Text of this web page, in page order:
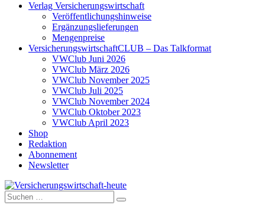
Verlag Versicherungswirtschaft
Veröffentlichungshinweise
Ergänzungslieferungen
Mengenpreise
VersicherungswirtschaftCLUB – Das Talkformat
VWClub Juni 2026
VWClub März 2026
VWClub November 2025
VWClub Juli 2025
VWClub November 2024
VWClub Oktober 2023
VWClub April 2023
Shop
Redaktion
Abonnement
Newsletter
Versicherungswirtschaft-heute
Suche
nach: